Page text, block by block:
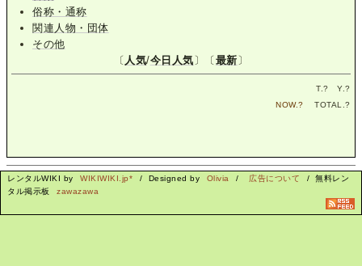
俗称・通称
関連人物・団体
その他
〔 人気/今日人気〕〔最新〕
T.? Y.?
NOW.? TOTAL.?
レンタルWIKI by WIKIWIKI.jp* / Designed by Olivia / 広告について
/ 無料レン
タル掲示板
zawazawa